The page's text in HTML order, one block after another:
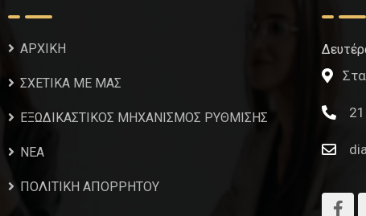
ΑΡΧΙΚΗ
ΣΧΕΤΙΚΑ ΜΕ ΜΑΣ
ΕΞΩΔΙΚΑΣΤΙΚΟΣ ΜΗΧΑΝΙΣΜΟΣ ΡΥΘΜΙΣΗΣ
NEA
ΠΟΛΙΤΙΚΗ ΑΠΟΡΡΗΤΟΥ